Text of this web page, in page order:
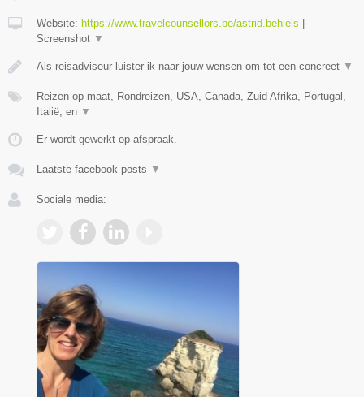
Website: https://www.travelcounsellors.be/astrid.behiels
Screenshot ▼
Als reisadviseur luister ik naar jouw wensen om tot een concreet ▼
Reizen op maat, Rondreizen, USA, Canada, Zuid Afrika, Portugal,
Italië, en ▼
Er wordt gewerkt op afspraak.
Laatste facebook posts ▼
Sociale media: